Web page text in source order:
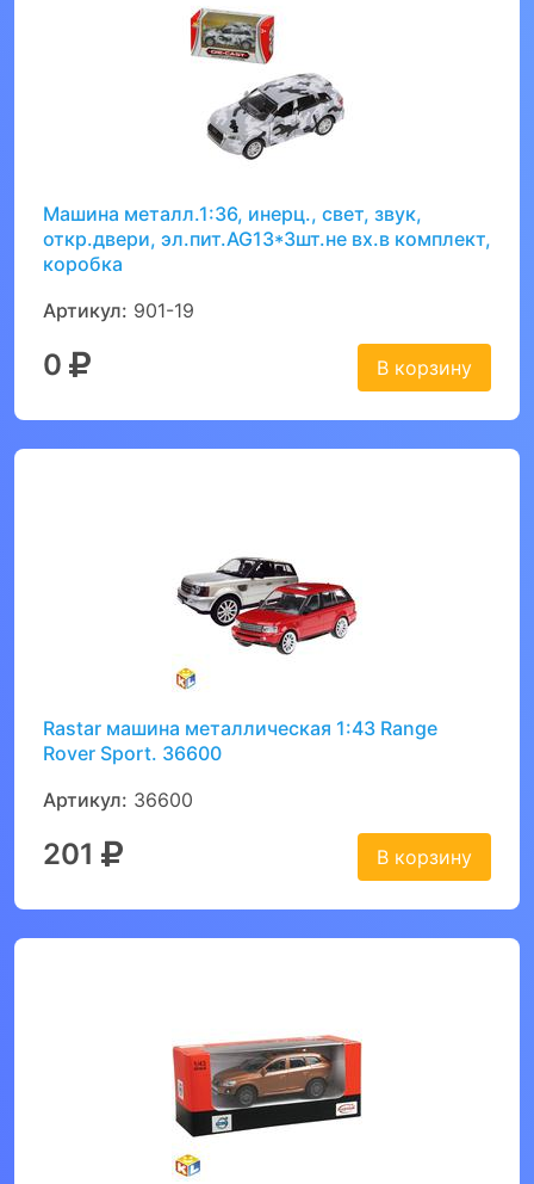
Машина металл.1:36, инерц., свет, звук,
откр.двери, эл.пит.AG13*3шт.не вх.в комплект,
коробка
Артикул: 901-19
0 В корзину
Rastar машина металлическая 1:43 Range
Rover Sport. 36600
Артикул: 36600
201 В корзину